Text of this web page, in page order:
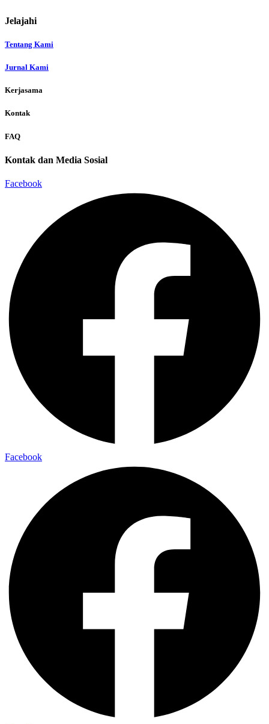
Jelajahi
Tentang Kami
Jurnal Kami
Kerjasama
Kontak
FAQ
Kontak dan Media Sosial
Facebook
Facebook